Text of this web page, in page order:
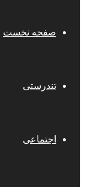
صفحه نخست
تندرستی
اجتماعی